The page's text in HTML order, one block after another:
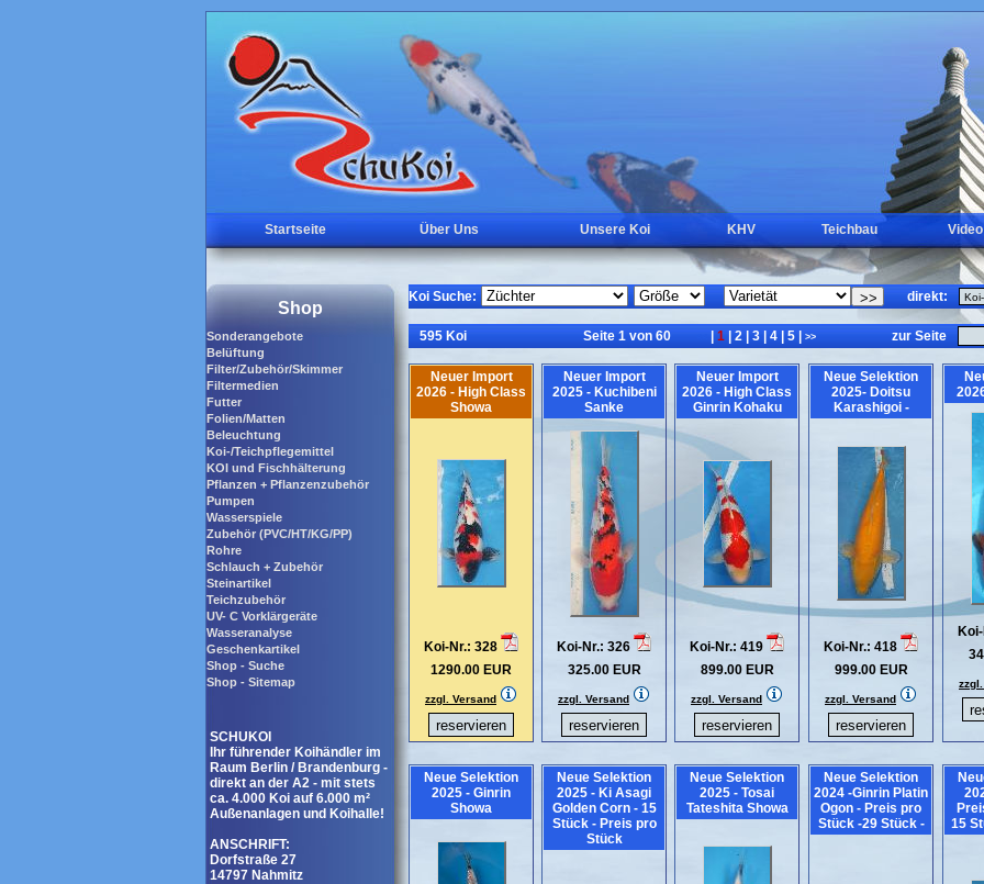
Startseite Über Uns Unsere Koi KHV Teichbau Video
Shop
Sonderangebote
Belüftung
Filter/Zubehör/Skimmer
Filtermedien
Futter
Folien/Matten
Beleuchtung
Koi-/Teichpflegemittel
KOI und Fischhälterung
Pflanzen + Pflanzenzubehör
Pumpen
Wasserspiele
Zubehör (PVC/HT/KG/PP)
Rohre
Schlauch + Zubehör
Steinartikel
Teichzubehör
UV- C Vorklärgeräte
Wasseranalyse
Geschenkartikel
Shop - Suche
Shop - Sitemap
SCHUKOI
Ihr führender Koihändler im
Raum Berlin / Brandenburg -
direkt an der A2 - mit stets
ca. 4.000 Koi auf 6.000 m²
Außenanlagen und Koihalle!
ANSCHRIFT:
Dorfstraße 27
14797 Nahmitz
Koi Suche: direkt:
595 Koi Seite 1 von 60 1 2 3 4 5 >> zur Seite
Neuer Import
2026 - High Class
Showa
Koi-Nr.: 328
1290.00 EUR
zzgl. Versand
Neuer Import
2025 - Kuchibeni
Sanke
Koi-Nr.: 326
325.00 EUR
zzgl. Versand
Neuer Import
2026 - High Class
Ginrin Kohaku
Koi-Nr.: 419
899.00 EUR
zzgl. Versand
Neue Selektion
2025- Doitsu
Karashigoi -
Koi-Nr.: 418
999.00 EUR
zzgl. Versand
Neue Selektion
2025 - Ginrin
Showa
Neue Selektion
2025 - Ki Asagi
Golden Corn - 15
Stück - Preis pro
Stück
Neue Selektion
2025 - Tosai
Tateshita Showa
Neue Selektion
2024 -Ginrin Platin
Ogon - Preis pro
Stück -29 Stück -
15